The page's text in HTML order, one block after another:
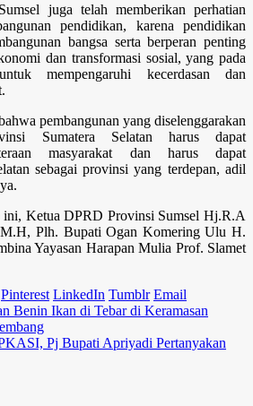
juga telah memberikan perhatian
pendidikan, karena pendidikan
bangsa serta berperan penting
dan transformasi sosial, yang pada
mempengaruhi kecerdasan dan
pembangunan yang diselenggarakan
Sumatera Selatan harus dapat
masyarakat dan harus dapat
sebagai provinsi yang terdepan, adil
ini, Ketua DPRD Provinsi Sumsel Hj.R.A
Plh. Bupati Ogan Komering Ulu H.
Yayasan Harapan Mulia Prof. Slamet
Pinterest LinkedIn Tumblr Email
Benin Ikan di Tebar di Keramasan
Pj Bupati Apriyadi Pertanyakan